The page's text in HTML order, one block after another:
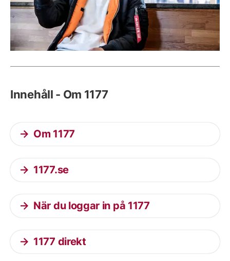
Innehåll - Om 1177
Om 1177
1177.se
När du loggar in på 1177
1177 direkt